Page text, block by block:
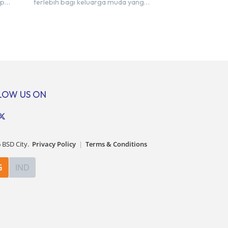
Sandwich
terlebih bagi keluarga muda yang
termasuk di kawasan berkembang […]
US ON
BSD City. Privacy Policy | Terms & Conditions
IND